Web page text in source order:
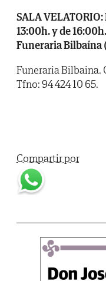
SALA VELATORIO:
13:00h. y de
Funeraria Bilbaína
Funeraria Bilbaina.
Tfno: 94 424 10 65.
Compartir por